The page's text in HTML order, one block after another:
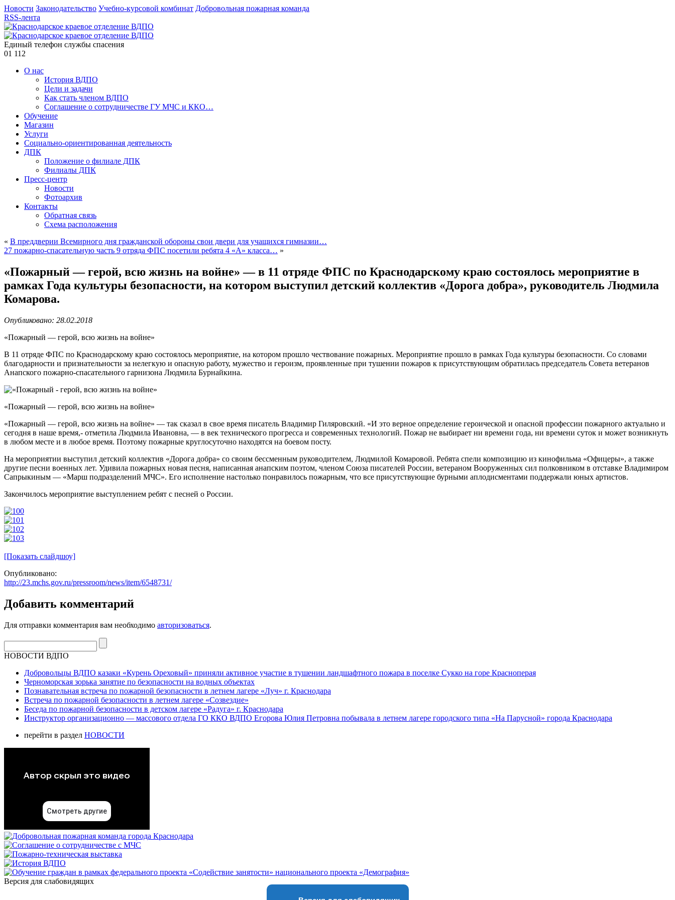
Новости Законодательство Учебно-курсовой комбинат Добровольная пожарная команда
RSS-лента
Единый телефон службы спасения
01 112
О нас
История ВДПО
Цели и задачи
Как стать членом ВДПО
Соглашение о сотрудничестве ГУ МЧС и ККО…
Обучение
Магазин
Услуги
Социально-ориентированная деятельность
ДПК
Положение о филиале ДПК
Филиалы ДПК
Пресс-центр
Новости
Фотоархив
Контакты
Обратная связь
Схема расположения
« В преддверии Всемирного дня гражданской обороны свои двери для учащихся гимназии…
27 пожарно-спасательную часть 9 отряда ФПС посетили ребята 4 «А» класса… »
«Пожарный — герой, всю жизнь на войне» — в 11 отряде ФПС по Краснодарскому краю состоялось мероприятие в
рамках Года культуры безопасности, на котором выступил детский коллектив «Дорога добра», руководитель Людмила
Комарова.
Опубликовано: 28.02.2018
«Пожарный — герой, всю жизнь на войне»
В 11 отряде ФПС по Краснодарскому краю состоялось мероприятие, на котором прошло чествование пожарных. Мероприятие прошло в рамках Года культуры безопасности. Со словами
благодарности и признательности за нелегкую и опасную работу, мужество и героизм, проявленные при тушении пожаров к присутствующим обратилась председатель Совета ветеранов
Анапского пожарно-спасательного гарнизона Людмила Бурнайкина.
«Пожарный — герой, всю жизнь на войне»
«Пожарный — герой, всю жизнь на войне» — так сказал в свое время писатель Владимир Гиляровский. «И это верное определение героической и опасной профессии пожарного актуально и
сегодня в наше время,- отметила Людмила Ивановна, — в век технического прогресса и современных технологий. Пожар не выбирает ни времени года, ни времени суток и может возникнуть
в любом месте и в любое время. Поэтому пожарные круглосуточно находятся на боевом посту.
На мероприятии выступил детский коллектив «Дорога добра» со своим бессменным руководителем, Людмилой Комаровой. Ребята спели композицию из кинофильма «Офицеры», а также
другие песни военных лет. Удивила пожарных новая песня, написанная анапским поэтом, членом Союза писателей России, ветераном Вооруженных сил полковником в отставке Владимиром
Сапрыкиным — «Марш подразделений МЧС». Его исполнение настолько понравилось пожарным, что все присутствующие бурными аплодисментами поддержали юных артистов.
Закончилось мероприятие выступлением ребят с песней о России.
[Показать слайдшоу]
Опубликовано:
http://23.mchs.gov.ru/pressroom/news/item/6548731/
Добавить комментарий
Для отправки комментария вам необходимо авторизоваться.
НОВОСТИ ВДПО
Добровольцы ВДПО казаки «Курень Ореховый» приняли активное участие в тушении ландшафтного пожара в поселке Сукко на горе Красноперая
Черноморская зорька занятие по безопасности на водных объектах
Познавательная встреча по пожарной безопасности в летнем лагере «Луч» г. Краснодара
Встреча по пожарной безопасности в летнем лагере «Созвездие»
Беседа по пожарной безопасности в детском лагере «Радуга» г. Краснодара
Инструктор организационно — массового отдела ГО ККО ВДПО Егорова Юлия Петровна побывала в летнем лагере городского типа «На Парусной» города Краснодара
перейти в раздел НОВОСТИ
Версия для слабовидящих